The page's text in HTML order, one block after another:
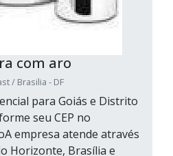
com aro
/ Brasilia - DF
para Goiás e Distrito
seu CEP no
empresa atende através
Horizonte, Brasília e